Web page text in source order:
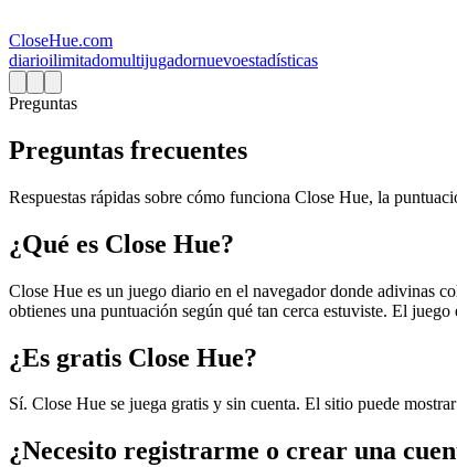
CloseHue.com
diarioilimitadomultijugadornuevoestadísticas
Preguntas
Preguntas frecuentes
Respuestas rápidas sobre cómo funciona Close Hue, la
¿Qué es Close Hue?
Close Hue es un juego diario en el navegador donde adivinas
obtienes una puntuación según qué tan cerca estuviste. El
¿Es gratis Close Hue?
Sí. Close Hue se juega gratis y sin cuenta. El sitio puede
¿Necesito registrarme o crear una